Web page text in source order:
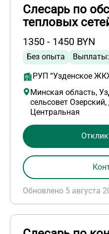
Слесарь по
тепловых
1350 - 1450 BYN
Без опыта
РУП “Узденское
Минская область,
сельсовет
Центральная
Обновлено 5 августа